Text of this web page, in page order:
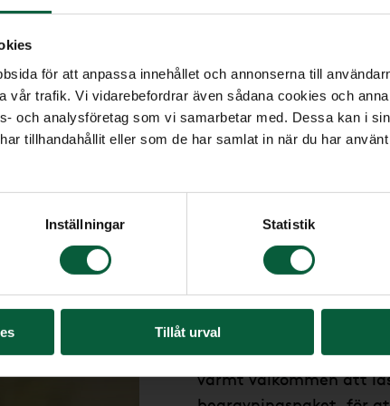
för att anpassa innehållet och annonserna till
vår trafik. Vi vidarebefordrar även sådana cookies och
och analysföretag som vi samarbetar med. Dessa kan i
tillhandahållit eller som de har samlat in när du har
Inställningar Statistik
Tillåt urval
Vill du
Begravningsbyrån
med
du önskar en religiös
varmt välkommen att